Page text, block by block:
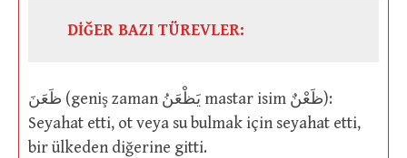
DİĞER BAZI TÜREVLER:
ظَعَنَ (geniş zaman يَظْعَنُ mastar isim ظَعْنٌ):
Seyahat etti, ot veya su bulmak için seyahat etti,
bir ülkeden diğerine gitti.